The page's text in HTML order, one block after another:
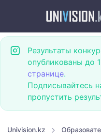
Результаты
опубликованы до
странице.
Подписывайтесь
пропустить
Univision.kz